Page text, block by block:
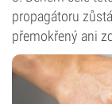
propagátoru
přemokřený ani